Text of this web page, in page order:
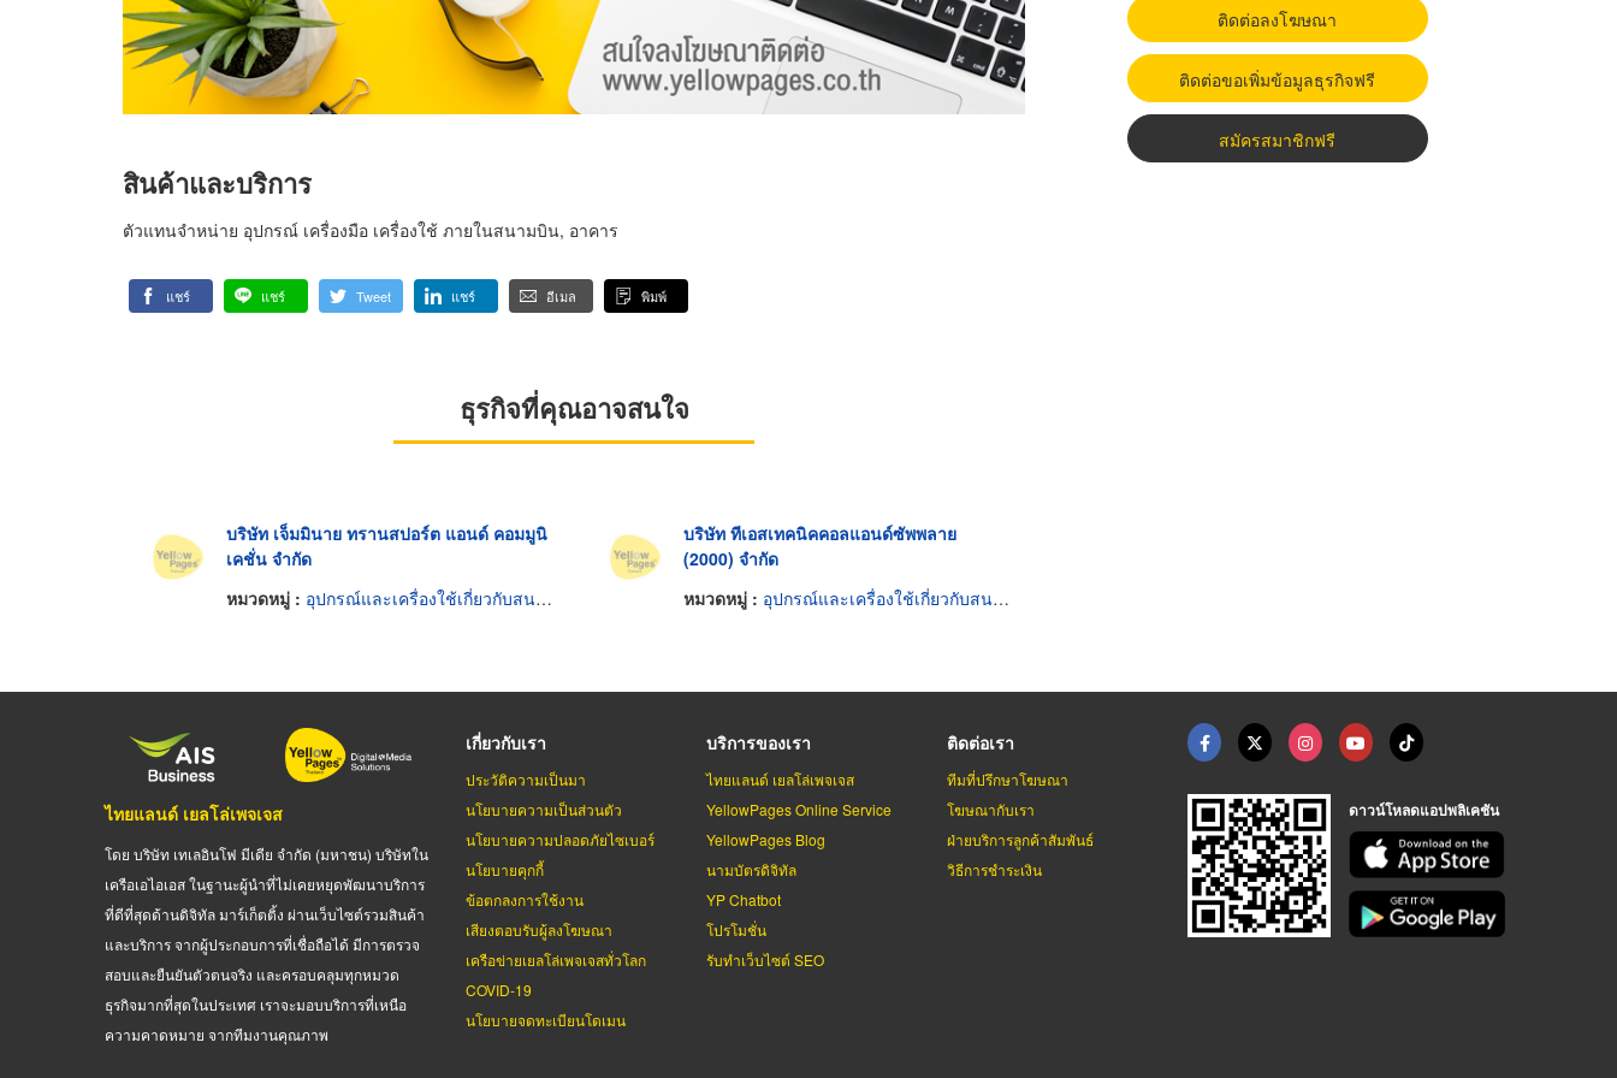
สินค้าและบริการ
ตัวแทนจำหน่าย อุปกรณ์ เครื่องมือ เครื่องใช้ ภายในสนามบิน, อาคาร
แชร์ แชร์ Tweet แชร์ อีเมล พิมพ์
ธุรกิจที่คุณอาจสนใจ
บริษัท เจ็มมินาย ทรานสปอร์ต แอนด์ คอมมูนิ
เคชั่น จำกัด
หมวดหมู่ : อุปกรณ์และเครื่องใช้เกี่ยวกับสนามบิน
บริษัท ทีเอสเทคนิคคอลแอนด์ซัพพลาย
(2000) จำกัด
หมวดหมู่ : อุปกรณ์และเครื่องใช้เกี่ยวกับสนามบิน
ติดต่อลงโฆษณา
ติดต่อขอเพิ่มข้อมูลธุรกิจฟรี
สมัครสมาชิกฟรี
ไทยแลนด์ เยลโล่เพจเจส
โดย บริษัท เทเลอินโฟ มีเดีย จำกัด (มหาชน) บริษัทใน
เครือเอไอเอส ในฐานะผู้นำที่ไม่เคยหยุดพัฒนาบริการ
ที่ดีที่สุดด้านดิจิทัล มาร์เก็ตติ้ง ผ่านเว็บไซต์รวมสินค้า
และบริการ จากผู้ประกอบการที่เชื่อถือได้ มีการตรวจ
สอบและยืนยันตัวตนจริง และครอบคลุมทุกหมวด
ธุรกิจมากที่สุดในประเทศ เราจะมอบบริการที่เหนือ
ความคาดหมาย จากทีมงานคุณภาพ
เกี่ยวกับเรา
ประวัติความเป็นมา
นโยบายความเป็นส่วนตัว
นโยบายความปลอดภัยไซเบอร์
นโยบายคุกกี้
ข้อตกลงการใช้งาน
เสียงตอบรับผู้ลงโฆษณา
เครือข่ายเยลโล่เพจเจสทั่วโลก
COVID-19
นโยบายจดทะเบียนโดเมน
บริการของเรา
ไทยแลนด์ เยลโล่เพจเจส
YellowPages Online Service
YellowPages Blog
นามบัตรดิจิทัล
YP Chatbot
โปรโมชั่น
รับทำเว็บไซต์ SEO
ติดต่อเรา
ทีมที่ปรึกษาโฆษณา
โฆษณากับเรา
ฝ่ายบริการลูกค้าสัมพันธ์
วิธีการชำระเงิน
ดาวน์โหลดแอปพลิเคชัน